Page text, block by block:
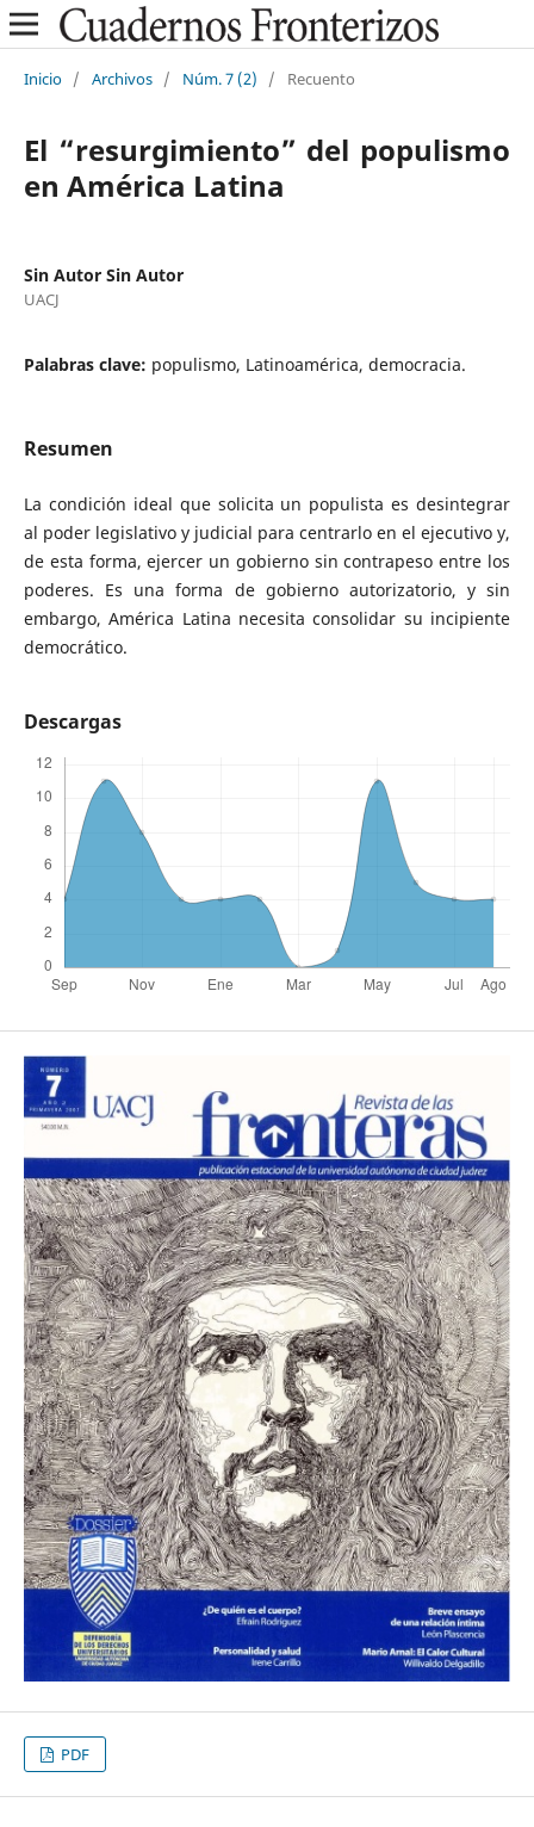
Inicio / Archivos / Núm. 7 (2) / Recuento
El “resurgimiento” del populismo
en América Latina
Sin Autor Sin Autor
UACJ
Palabras clave: populismo, Latinoamérica, democracia.
Resumen
La condición ideal que solicita un populista es desintegrar
al poder legislativo y judicial para centrarlo en el ejecutivo y,
de esta forma, ejercer un gobierno sin contrapeso entre los
poderes. Es una forma de gobierno autorizatorio, y sin
embargo, América Latina necesita consolidar su incipiente
democrático.
Descargas
PDF